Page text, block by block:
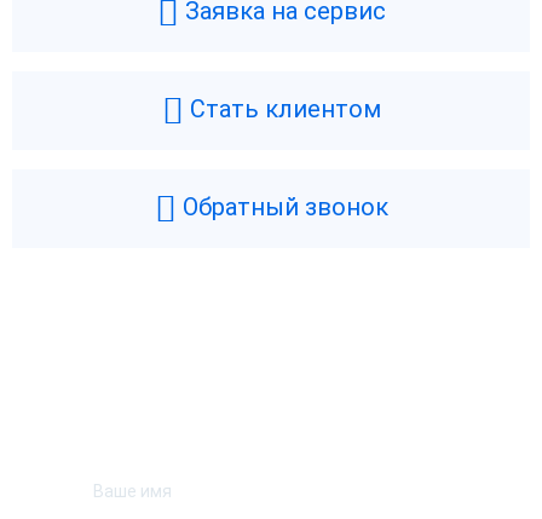
Заявка на сервис
Стать клиентом
Обратный звонок